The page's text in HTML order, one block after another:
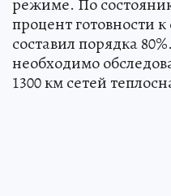
режиме. По
процент готовности
составил порядка
необходимо
1300 км сетей